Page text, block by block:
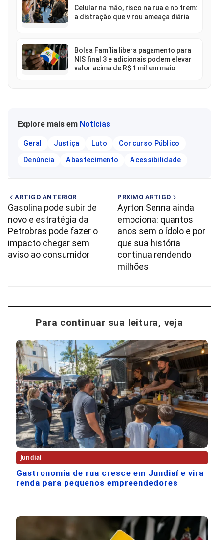
Celular na mão, risco na rua e no trem:
a distração que virou ameaça diária
Bolsa Família libera pagamento para
NIS final 3 e adicionais podem elevar
valor acima de R$ 1 mil em maio
Explore mais em Notícias
Geral Justiça Luto
Concurso Público
Denúncia
Abastecimento Acessibilidade
ARTIGO ANTERIOR
Gasolina pode subir de
novo e estratégia da
Petrobras pode fazer o
impacto chegar sem
aviso ao consumidor
PRXIMO ARTIGO
Ayrton Senna ainda
emociona: quantos
anos sem o ídolo e por
que sua história
continua rendendo
milhões
Para continuar sua leitura, veja
Jundiaí
Gastronomia de rua cresce em Jundiaí e vira
renda para pequenos empreendedores